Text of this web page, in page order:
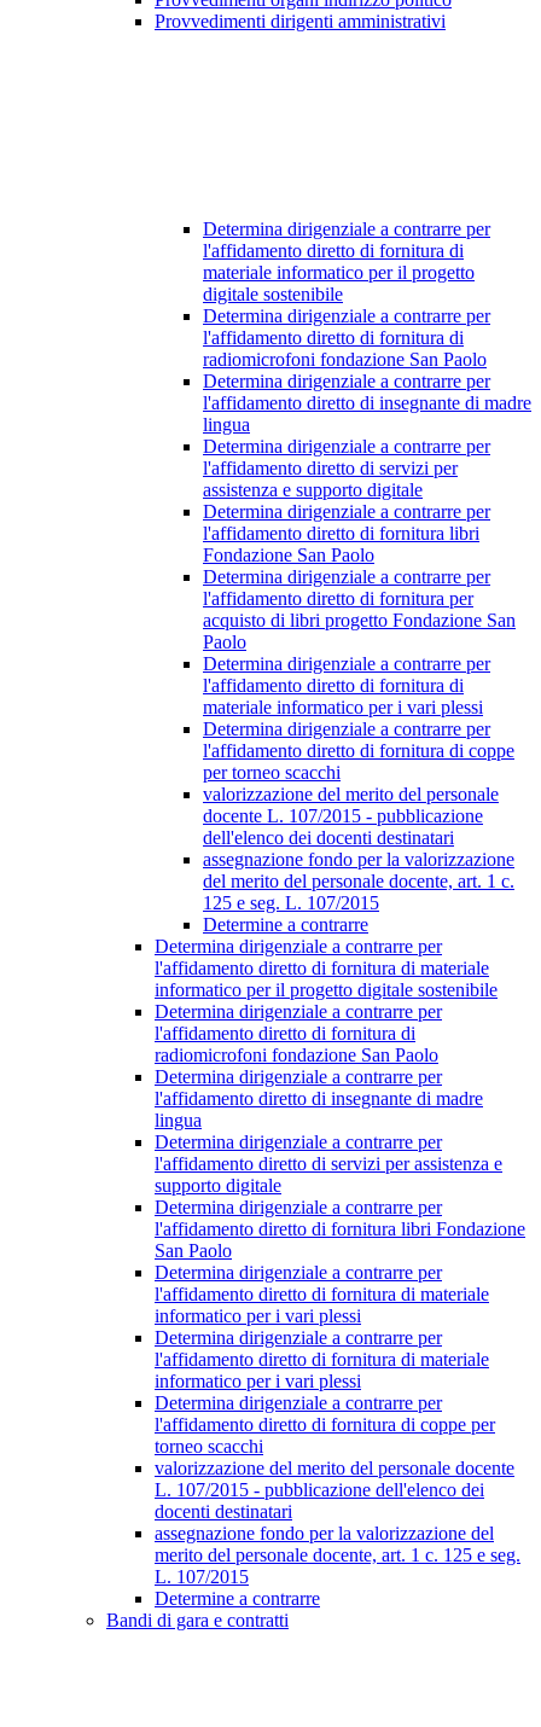
Provvedimenti dirigenti amministrativi
Determina dirigenziale a contrarre per
l'affidamento diretto di fornitura di
materiale informatico per il progetto
digitale sostenibile
Determina dirigenziale a contrarre per
l'affidamento diretto di fornitura di
radiomicrofoni fondazione San Paolo
Determina dirigenziale a contrarre per
l'affidamento diretto di insegnante di madre
lingua
Determina dirigenziale a contrarre per
l'affidamento diretto di servizi per
assistenza e supporto digitale
Determina dirigenziale a contrarre per
l'affidamento diretto di fornitura libri
Fondazione San Paolo
Determina dirigenziale a contrarre per
l'affidamento diretto di fornitura per
acquisto di libri progetto Fondazione San
Paolo
Determina dirigenziale a contrarre per
l'affidamento diretto di fornitura di
materiale informatico per i vari plessi
Determina dirigenziale a contrarre per
l'affidamento diretto di fornitura di coppe
per torneo scacchi
valorizzazione del merito del personale
docente L. 107/2015 - pubblicazione
dell'elenco dei docenti destinatari
assegnazione fondo per la valorizzazione
del merito del personale docente, art. 1 c.
125 e seg. L. 107/2015
Determine a contrarre
Determina dirigenziale a contrarre per
l'affidamento diretto di fornitura di materiale
informatico per il progetto digitale sostenibile
Determina dirigenziale a contrarre per
l'affidamento diretto di fornitura di
radiomicrofoni fondazione San Paolo
Determina dirigenziale a contrarre per
l'affidamento diretto di insegnante di madre
lingua
Determina dirigenziale a contrarre per
l'affidamento diretto di servizi per assistenza e
supporto digitale
Determina dirigenziale a contrarre per
l'affidamento diretto di fornitura libri Fondazione
San Paolo
Determina dirigenziale a contrarre per
l'affidamento diretto di fornitura di materiale
informatico per i vari plessi
Determina dirigenziale a contrarre per
l'affidamento diretto di fornitura di materiale
informatico per i vari plessi
Determina dirigenziale a contrarre per
l'affidamento diretto di fornitura di coppe per
torneo scacchi
valorizzazione del merito del personale docente
L. 107/2015 - pubblicazione dell'elenco dei
docenti destinatari
assegnazione fondo per la valorizzazione del
merito del personale docente, art. 1 c. 125 e seg.
L. 107/2015
Determine a contrarre
Bandi di gara e contratti